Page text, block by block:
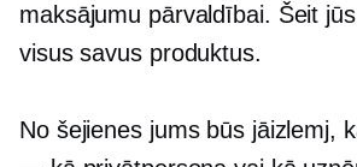
maksājumu pārvaldībai. Šeit
visus savus produktus.
No šejienes jums būs jāizlemj,